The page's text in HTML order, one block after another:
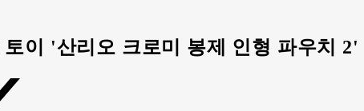
이 '산리오 크로미 봉제 인형 파우치 2'